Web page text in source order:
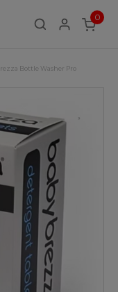
0
ITEMS
Bottle Washer Pro